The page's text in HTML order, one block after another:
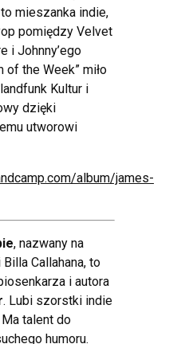
mieszanka indie,
pomiędzy Velvet
i Johnny’ego
of the Week” miło
Kultur i
dzięki
utworowi
album/james-
, nazwany na
Callahana, to
i autora
. Lubi szorstki indie
talent do
humoru.